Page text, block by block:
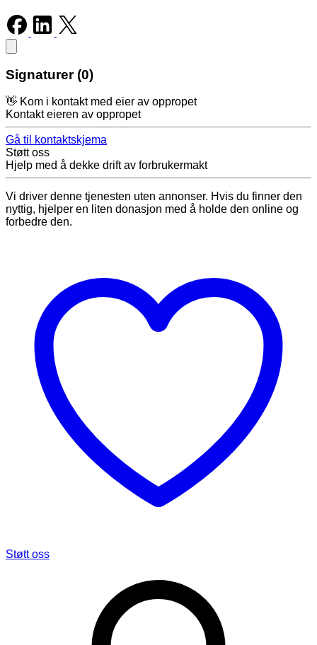
Signaturer (0)
👋 Kom i kontakt med eier av oppropet
Kontakt eieren av oppropet
Gå til kontaktskjema
Støtt oss
Hjelp med å dekke drift av forbrukermakt
Vi driver denne tjenesten uten annonser. Hvis du finner den
nyttig, hjelper en liten donasjon med å holde den online og
forbedre den.
Støtt oss